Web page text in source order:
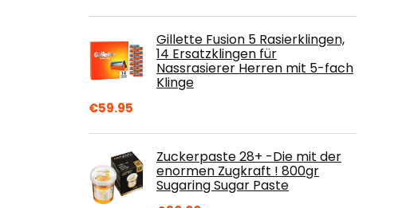
Gillette Fusion 5 Rasierklingen,
14 Ersatzklingen für
Nassrasierer Herren mit 5-fach
Klinge
€59.95
Zuckerpaste 28+ -Die mit der
enormen Zugkraft ! 800gr
Sugaring Sugar Paste